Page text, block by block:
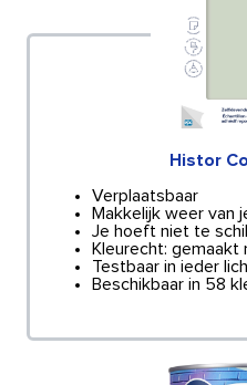
Histor
Verplaatsbaar
Makkelijk weer van
Je hoeft niet te
Kleurecht:
Testbaar in ieder
Beschikbaar in 58